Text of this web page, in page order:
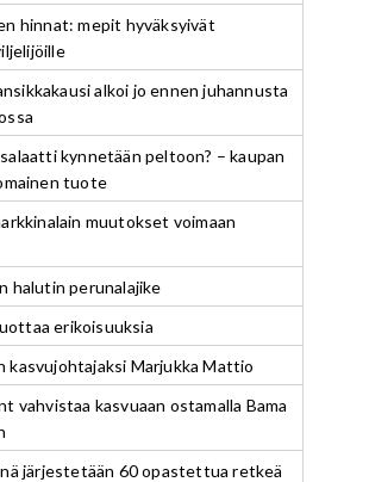
hinnat: mepit hyväksyivät
alkoi jo ennen juhannusta
kynnetään peltoon? – kaupan
tuote
muutokset voimaan
halutin perunalajike
erikoisuuksia
kasvujohtajaksi Marjukka Mattio
vahvistaa kasvuaan ostamalla Bama
järjestetään 60 opastettua retkeä